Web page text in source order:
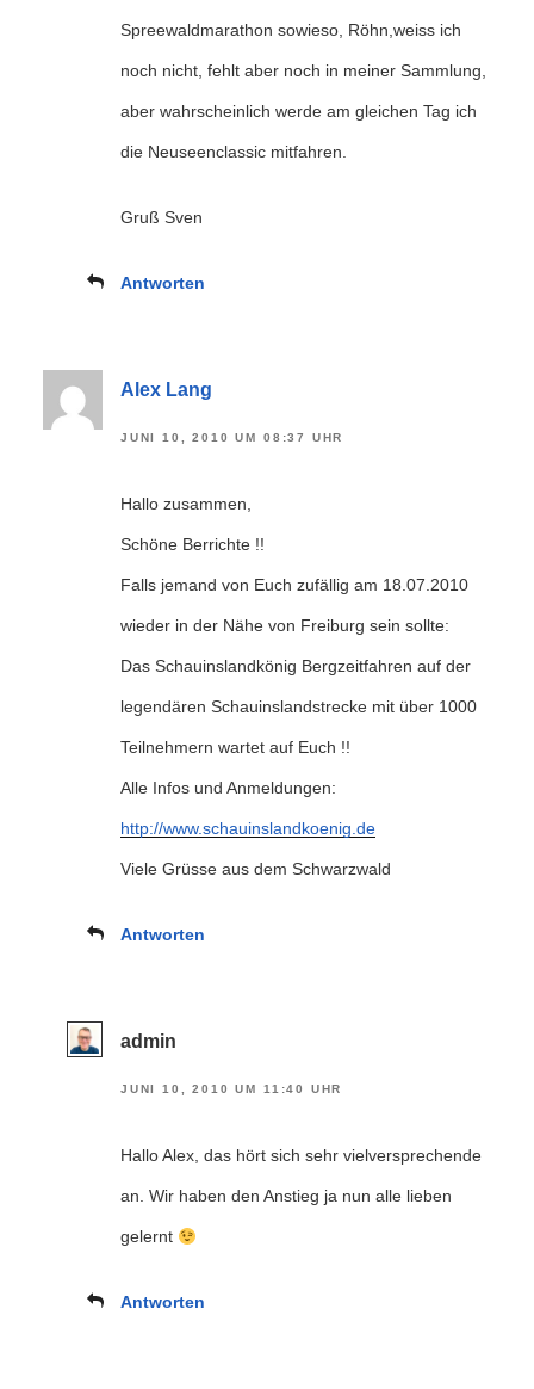
Spreewaldmarathon sowieso, Röhn,weiss ich
noch nicht, fehlt aber noch in meiner Sammlung,
aber wahrscheinlich werde am gleichen Tag ich
die Neuseenclassic mitfahren.
Gruß Sven
Antworten
Alex Lang
JUNI 10, 2010 UM 08:37 UHR
Hallo zusammen,
Schöne Berrichte !!
Falls jemand von Euch zufällig am 18.07.2010
wieder in der Nähe von Freiburg sein sollte:
Das Schauinslandkönig Bergzeitfahren auf der
legendären Schauinslandstrecke mit über 1000
Teilnehmern wartet auf Euch !!
Alle Infos und Anmeldungen:
http://www.schauinslandkoenig.de
Viele Grüsse aus dem Schwarzwald
Antworten
admin
JUNI 10, 2010 UM 11:40 UHR
Hallo Alex, das hört sich sehr vielversprechende
an. Wir haben den Anstieg ja nun alle lieben
gelernt
Antworten